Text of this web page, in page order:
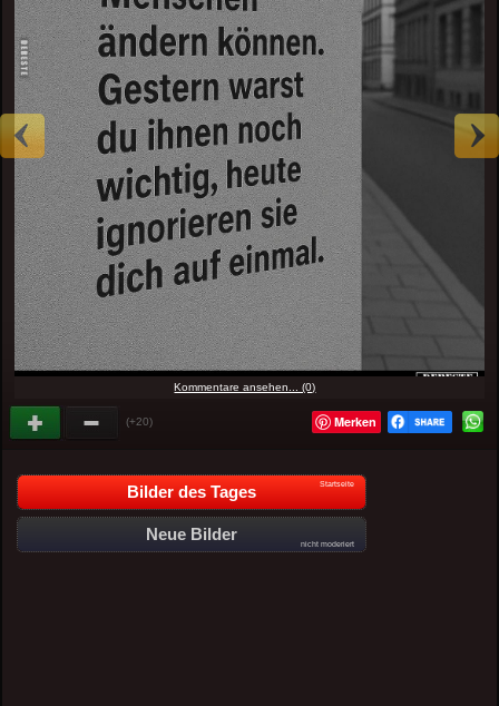
Kommentare ansehen... (0)
(+20) Merken
Bilder des Tages Startseite
Neue Bilder
nicht moderiert